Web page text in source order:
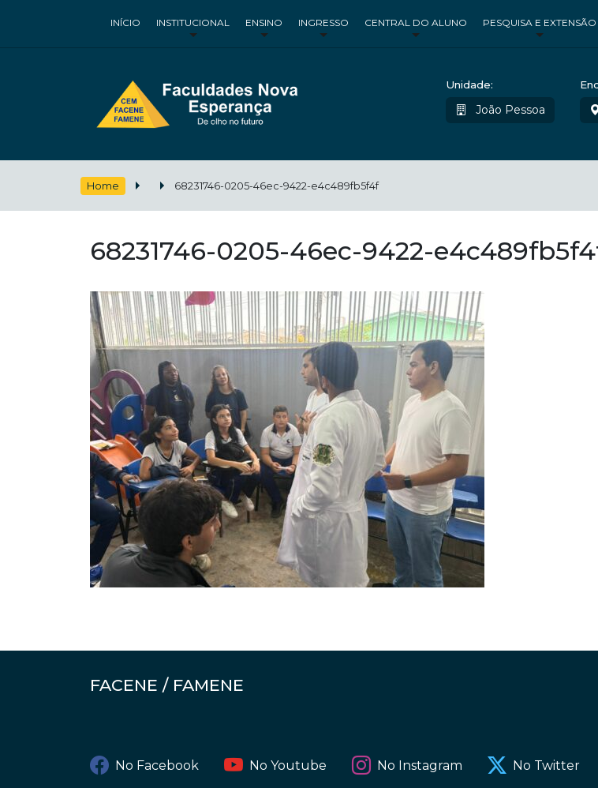
INÍCIO INSTITUCIONAL ENSINO INGRESSO CENTRAL DO ALUNO PESQUISA E EXTENSÃO
Unidade:
João Pessoa
Home 68231746-0205-46ec-9422-e4c489fb5f4f
68231746-0205-46ec-9422-
FACENE / FAMENE
No Facebook No Youtube No Instagram No Twitter